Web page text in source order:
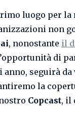
luogo per la
non
, nonostante il
di
anno, seguirà
la
Copcast, il